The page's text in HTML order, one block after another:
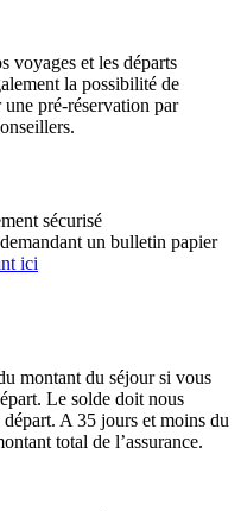
voyages et les départs
la possibilité de
pré-réservation par
sécurisé
un bulletin papier
ici
montant du séjour si vous
Le solde doit nous
A 35 jours et moins du
total de l’assurance.